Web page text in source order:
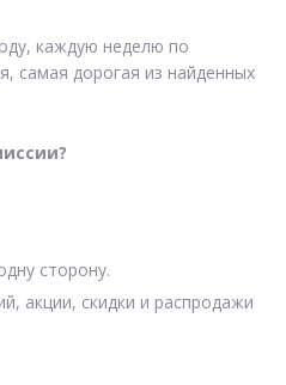
каждую неделю по
самая дорогая из найденных
сторону.
акции, скидки и распродажи